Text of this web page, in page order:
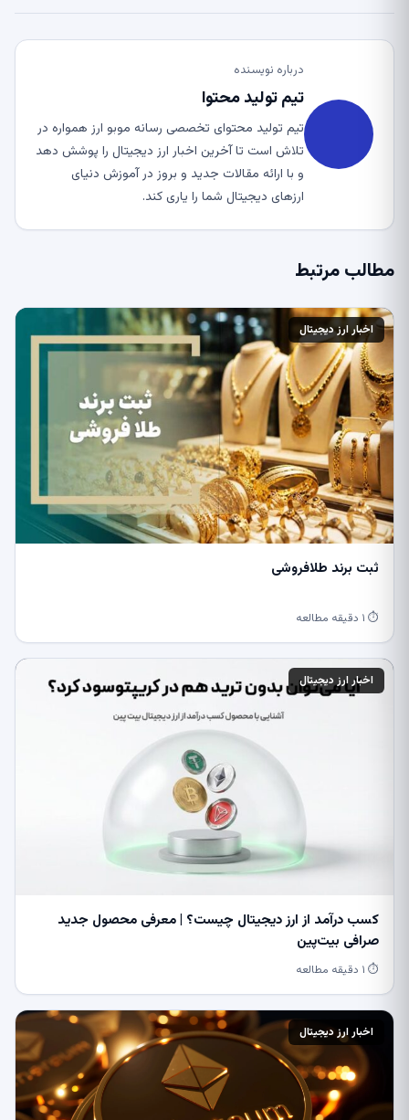
درباره نویسنده
تیم تولید محتوا
تیم تولید محتوای تخصصی رسانه موبو ارز همواره در
تلاش است تا آخرین اخبار ارز دیجیتال را پوشش دهد
و با ارائه مقالات جدید و بروز در آموزش دنیای
ارزهای دیجیتال شما را یاری کند.
مطالب مرتبط
اخبار ارز دیجیتال
ثبت برند طلافروشی
⏱ ۱ دقیقه مطالعه
اخبار ارز دیجیتال
کسب درآمد از ارز دیجیتال چیست؟ | معرفی محصول جدید
صرافی بیت‌پین
⏱ ۱ دقیقه مطالعه
اخبار ارز دیجیتال